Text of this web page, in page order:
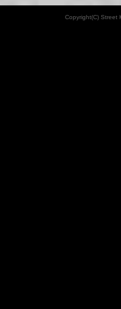
Copyright(C) Street